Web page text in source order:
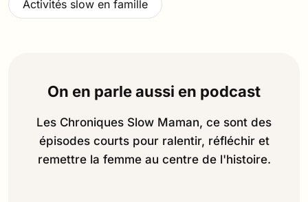
Activités slow en famille
On en parle aussi en podcast
Les Chroniques Slow Maman, ce sont des
épisodes courts pour ralentir, réfléchir et
remettre la femme au centre de l'histoire.